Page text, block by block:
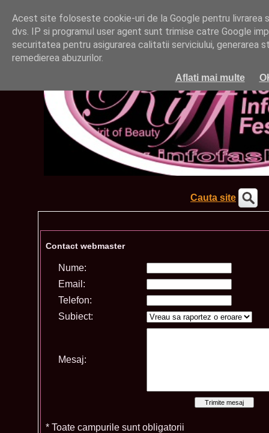
Acest site foloseste cookie-uri de la Google pentru livrarea
dvs. IP si programul user agent sunt trimise catre Google
securitatea pentru asigurarea calitatii serviciului, generarea
remedierea abuzurilor.
Aflati mai multe
Cauta site
Contact webmaster
Nume:
Email:
Telefon:
Subiect:
Mesaj:
* Toate campurile sunt obligatorii